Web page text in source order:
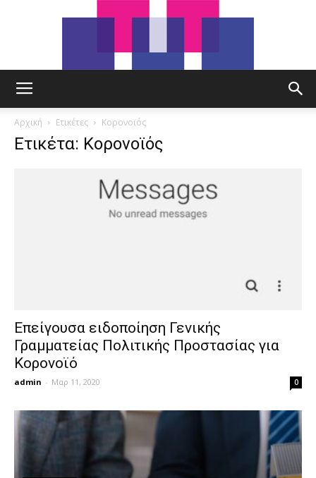
Αρχική Ετικέτες Κορονοϊός
Ετικέτα: Κορονοϊός
Επείγουσα ειδοποίηση Γενικής
Γραμματείας Πολιτικής Προστασίας για
Κορονοϊό
admin - Μαρ 11, 2020 0